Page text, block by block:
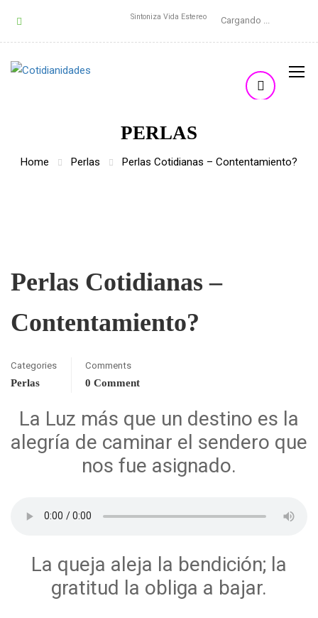
Sintoniza Vida Estereo Cargando ...
PERLAS
Home Perlas Perlas Cotidianas – Contentamiento?
Perlas Cotidianas –
Contentamiento?
Categories
Perlas
Comments
0 Comment
La Luz más que un destino es la
alegría de caminar el sendero que
nos fue asignado.
La queja aleja la bendición; la
gratitud la obliga a bajar.